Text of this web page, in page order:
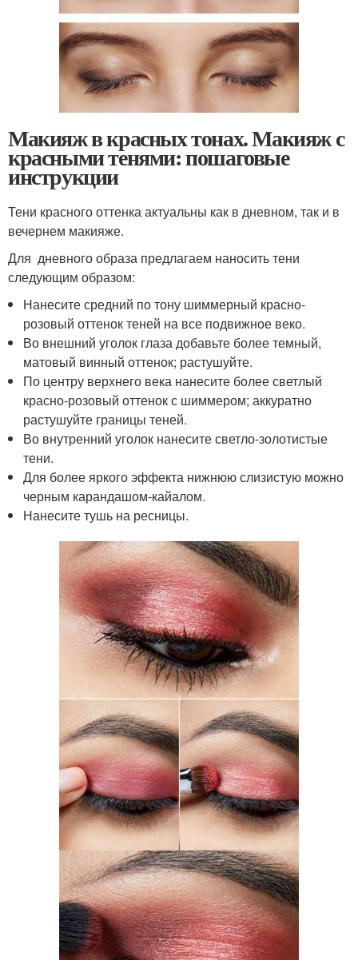
Макияж в красных тонах. Макияж с
красными тенями: пошаговые
инструкции
Тени красного оттенка актуальны как в дневном, так и в
вечернем макияже.
Для дневного образа предлагаем наносить тени
следующим образом:
Нанесите средний по тону шиммерный красно-
розовый оттенок теней на все подвижное веко.
Во внешний уголок глаза добавьте более темный,
матовый винный оттенок; растушуйте.
По центру верхнего века нанесите более светлый
красно-розовый оттенок с шиммером; аккуратно
растушуйте границы теней.
Во внутренний уголок нанесите светло-золотистые
тени.
Для более яркого эффекта нижнюю слизистую можно
черным карандашом-кайалом.
Нанесите тушь на ресницы.